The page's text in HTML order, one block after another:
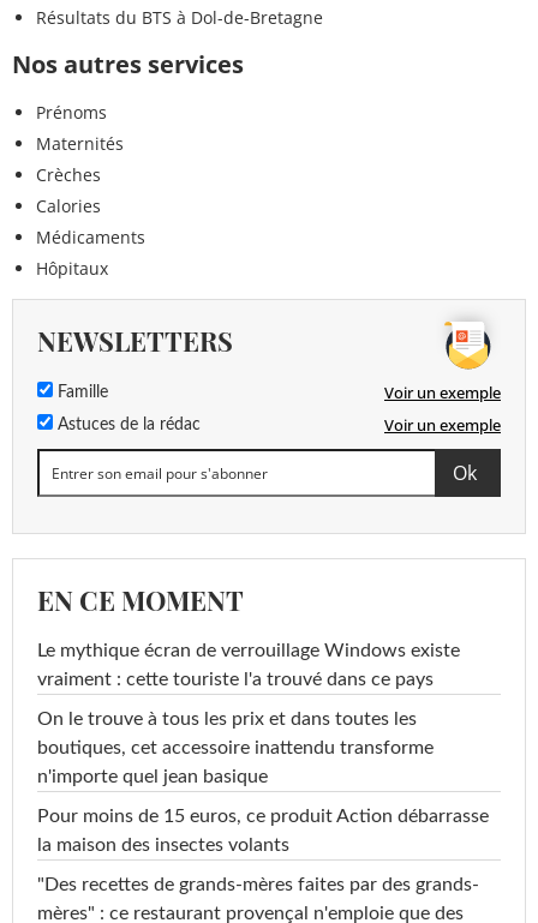
Résultats du BTS à Dol-de-Bretagne
Nos autres services
Prénoms
Maternités
Crèches
Calories
Médicaments
Hôpitaux
NEWSLETTERS
Famille Voir un exemple
Astuces de la rédac Voir un exemple
EN CE MOMENT
Le mythique écran de verrouillage Windows existe
vraiment : cette touriste l'a trouvé dans ce pays
On le trouve à tous les prix et dans toutes les
boutiques, cet accessoire inattendu transforme
n'importe quel jean basique
Pour moins de 15 euros, ce produit Action débarrasse
la maison des insectes volants
"Des recettes de grands-mères faites par des grands-
mères" : ce restaurant provençal n'emploie que des